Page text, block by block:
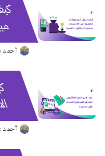
Posted
أحمد
Posted
أحمد